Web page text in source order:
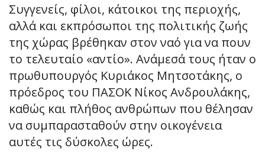
Συγγενείς, φίλοι, κάτοικοι της περιοχής,
αλλά και εκπρόσωποι της πολιτικής ζωής
της χώρας βρέθηκαν στον ναό για να πουν
το τελευταίο «αντίο». Ανάμεσά τους ήταν ο
πρωθυπουργός Κυριάκος Μητσοτάκης, ο
πρόεδρος του ΠΑΣΟΚ Νίκος Ανδρουλάκης,
καθώς και πλήθος ανθρώπων που θέλησαν
να συμπαρασταθούν στην οικογένεια
αυτές τις δύσκολες ώρες.